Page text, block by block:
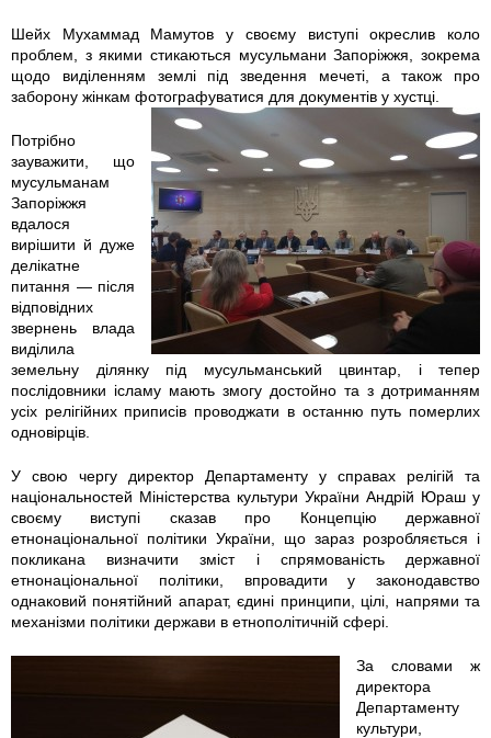
_
1
4
-
4
2
-
0
3
.
j
p
g
_
0
9
-
2
0
-
3
4
.
j
p
g
Шейх Мухаммад Мамутов у своєму виступі окреслив коло
проблем, з якими стикаються мусульмани Запоріжжя, зокрема
щодо виділенням землі під зведення мечеті, а також про
заборону жінкам фотографуватися для документів у хустці.
Потрібно
зауважити, що
мусульманам
Запоріжжя
вдалося
вирішити й дуже
делікатне
питання — після
відповідних
звернень влада
виділила
земельну ділянку під мусульманський цвинтар, і тепер
послідовники ісламу мають змогу достойно та з дотриманням
усіх релігійних приписів проводжати в останню путь померлих
одновірців.
У свою чергу директор Департаменту у справах релігій та
національностей Міністерства культури України Андрій Юраш у
своєму виступі сказав про Концепцію державної
етнонаціональної політики України, що зараз розробляється і
покликана визначити зміст і спрямованість державної
етнонаціональної політики, впровадити у законодавство
однаковий понятійний апарат, єдині принципи, цілі, напрями та
механізми політики держави в етнополітичній сфері.
За словами ж
директора
Департаменту
культури,